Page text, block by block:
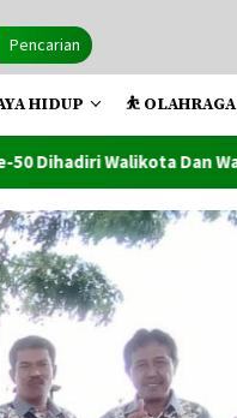
Pencarian
HIDUP ⛹️ OLAHRAGA
Tanjung Balai